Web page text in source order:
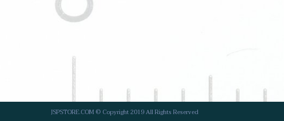
JSPSTORE.COM © Copyright 2019 All Rights Reserved